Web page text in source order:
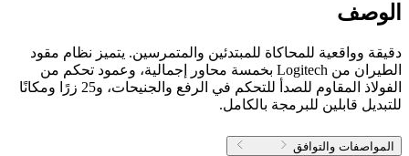
الوصف
دقيقة وواقعية للمحاكاة للمبتدئين والمتمرسين. يتميز نظام مقود
الطيران من Logitech بخمسة محاور إجمالية، وعمود تحكم من
الفولاذ المقاوم للصدأ للتحكم في الرفع والجنيحات، و25 زرًا ومكانًا
للتبديل قابلين للبرمجة بالكامل.
المواصفات والتوافق